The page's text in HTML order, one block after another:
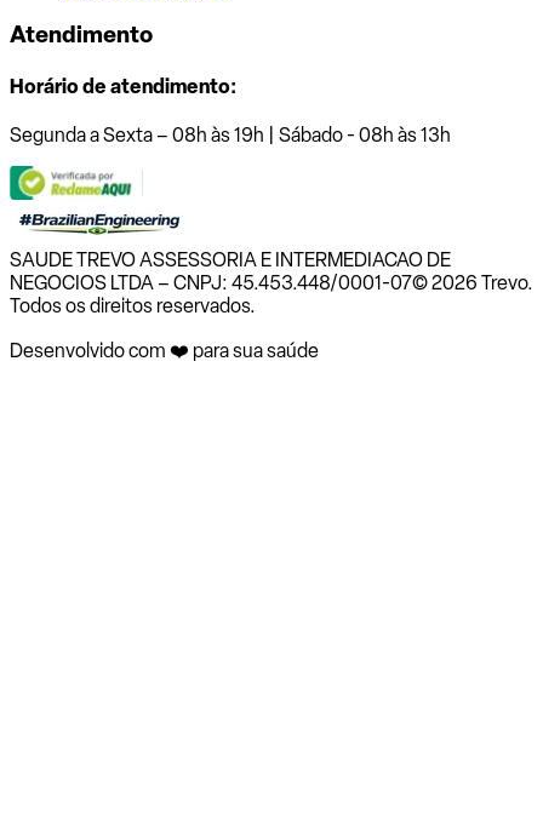
Atendimento
Horário de atendimento:
Segunda a Sexta – 08h às 19h | Sábado - 08h às 13h
SAUDE TREVO ASSESSORIA E INTERMEDIACAO DE
NEGOCIOS LTDA – CNPJ: 45.453.448/0001-07© 2026 Trevo.
Todos os direitos reservados.
Desenvolvido com ❤️ para sua saúde